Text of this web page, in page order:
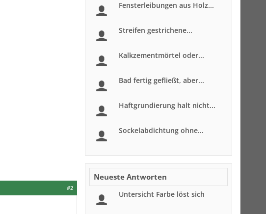
#2
Fensterleibungen aus Holz...
Streifen gestrichene...
Kalkzementmörtel oder...
Bad fertig gefließt, aber...
Haftgrundierung halt nicht...
Sockelabdichtung ohne...
Neueste Antworten
Untersicht Farbe löst sich